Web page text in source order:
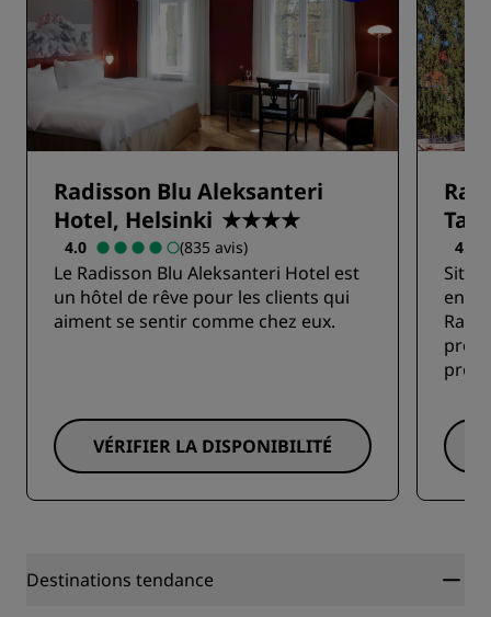
Radisson Blu Aleksanteri
Hotel, Helsinki ★★★★
4.0 (835 avis)
Le Radisson Blu Aleksanteri Hotel est
un hôtel de rêve pour les clients qui
aiment se sentir comme chez eux.
VÉRIFIER LA DISPONIBILITÉ
4.5
Destinations tendance